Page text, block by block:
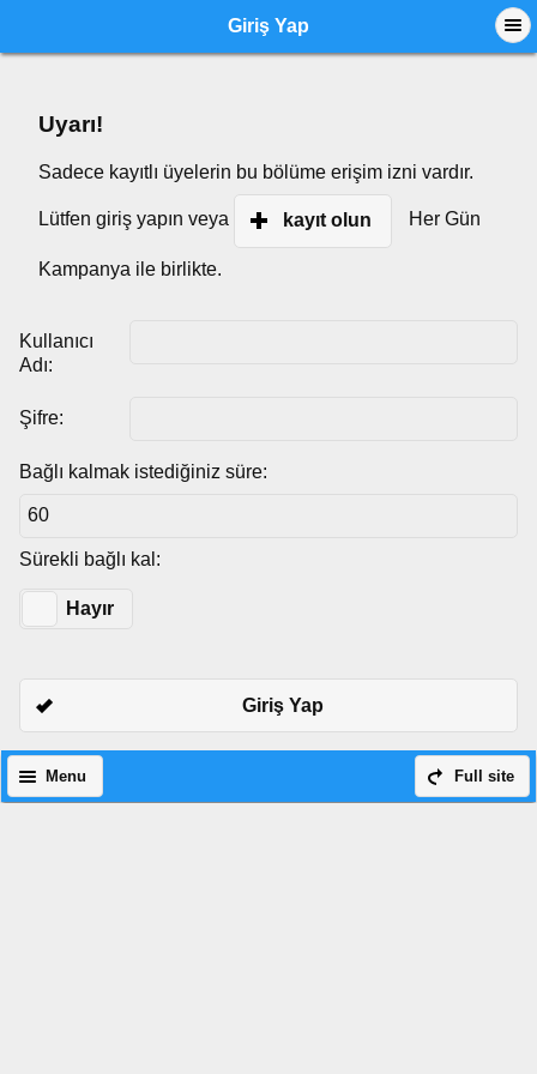
Giriş Yap
Uyarı!
Sadece kayıtlı üyelerin bu bölüme erişim izni vardır.
Lütfen giriş yapın veya kayıt olun Her Gün
Kampanya ile birlikte.
Kullanıcı
Adı:
Şifre:
Bağlı kalmak istediğiniz süre:
Sürekli bağlı kal:
Hayır
Giriş Yap
Full site
Menu